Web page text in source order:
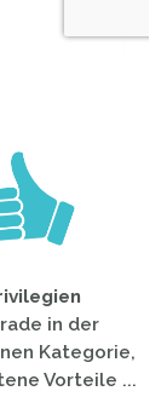
in der
Kategorie,
Vorteile ...